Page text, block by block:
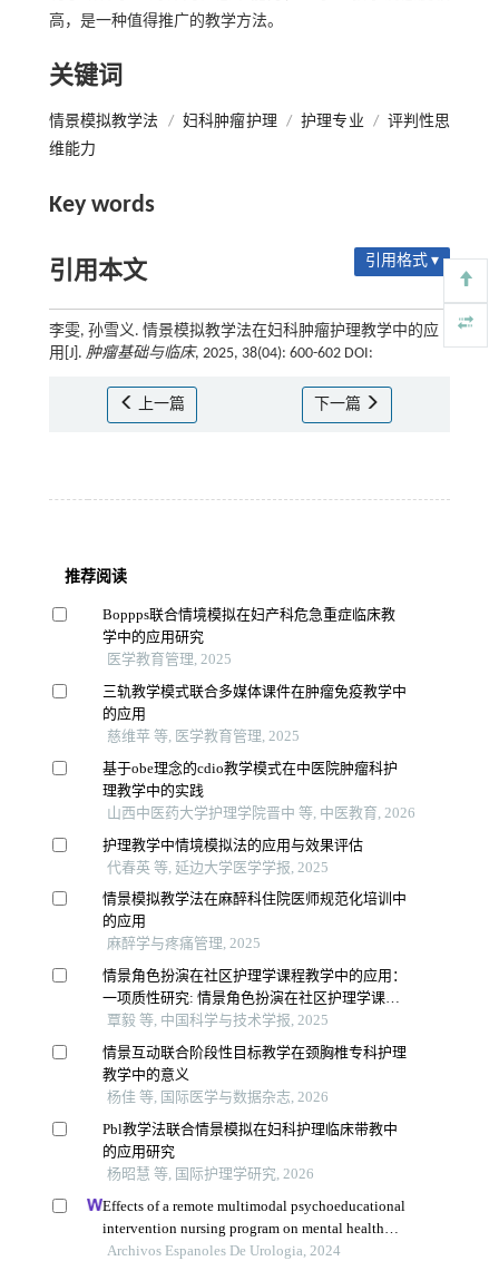
高，是一种值得推广的教学方法。
关键词
情景模拟教学法 / 妇科肿瘤护理 / 护理专业 / 评判性思
维能力
Key words
引用本文 引用格式 ▾
李雯, 孙雪义. 情景模拟教学法在妇科肿瘤护理教学中的应
用[J]. 肿瘤基础与临床, 2025, 38(04): 600-602 DOI:
上一篇 下一篇